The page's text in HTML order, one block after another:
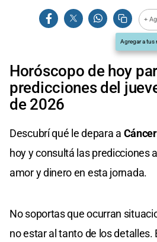
+
Agregar a tus
Horóscopo de hoy
predicciones del
de 2026
Descubrí qué le depara a Cáncer
hoy y consultá las predicciones
amor y dinero en esta jornada.
No soportas que ocurran
no estar al tanto de los detalles.